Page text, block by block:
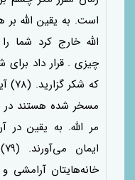
الله خارج کرد شما
چیزی . قرار داد
که
مسخر شده هستند در
مر الله. به یقین
خانه‌هایتان آرامشی